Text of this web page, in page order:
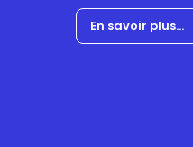
En savoir plus...